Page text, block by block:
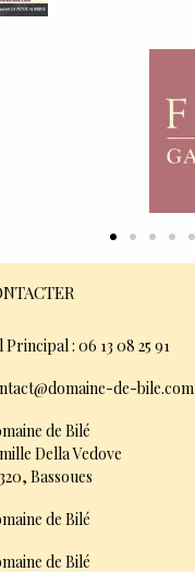
Principal : 06 13 08 25 91
de-bile.com
de Bilé
Della Vedove
Bassoues
de Bilé
de Bilé